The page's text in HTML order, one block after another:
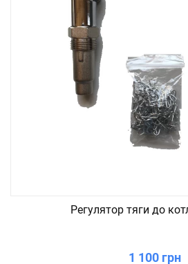
Регулятор тяги до
1 100 грн